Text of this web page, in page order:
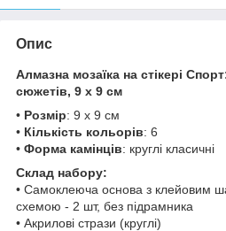
Опис
Алмазна мозаїка на стікері
сюжетів, 9 х 9 см
• Розмір: 9 х 9 см
• Кількість кольорів: 6
• Форма камінців: круглі класичні
Склад набору:
• Самоклеюча основа з клейовим
схемою - 2 шт, без підрамника
• Акрилові стрази (круглі)